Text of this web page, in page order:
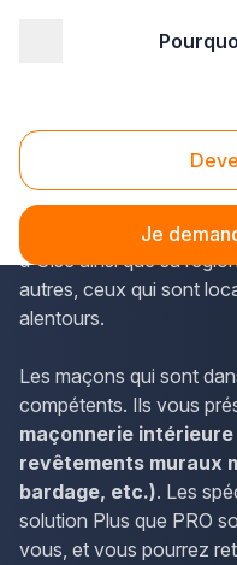
Je
Maçonnerie Méry-
La solution Plus que
aux coordonnées des
d'Oise ainsi que sa
autres, ceux qui sont
alentours.
Les maçons qui sont
compétents. Ils vous
maçonnerie
revêtements muraux
bardage, etc.). Les
solution Plus que PRO
vous, et vous pourrez